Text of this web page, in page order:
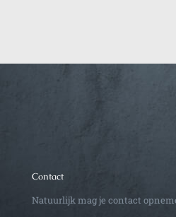
Contact
Natuurlijk mag je contact